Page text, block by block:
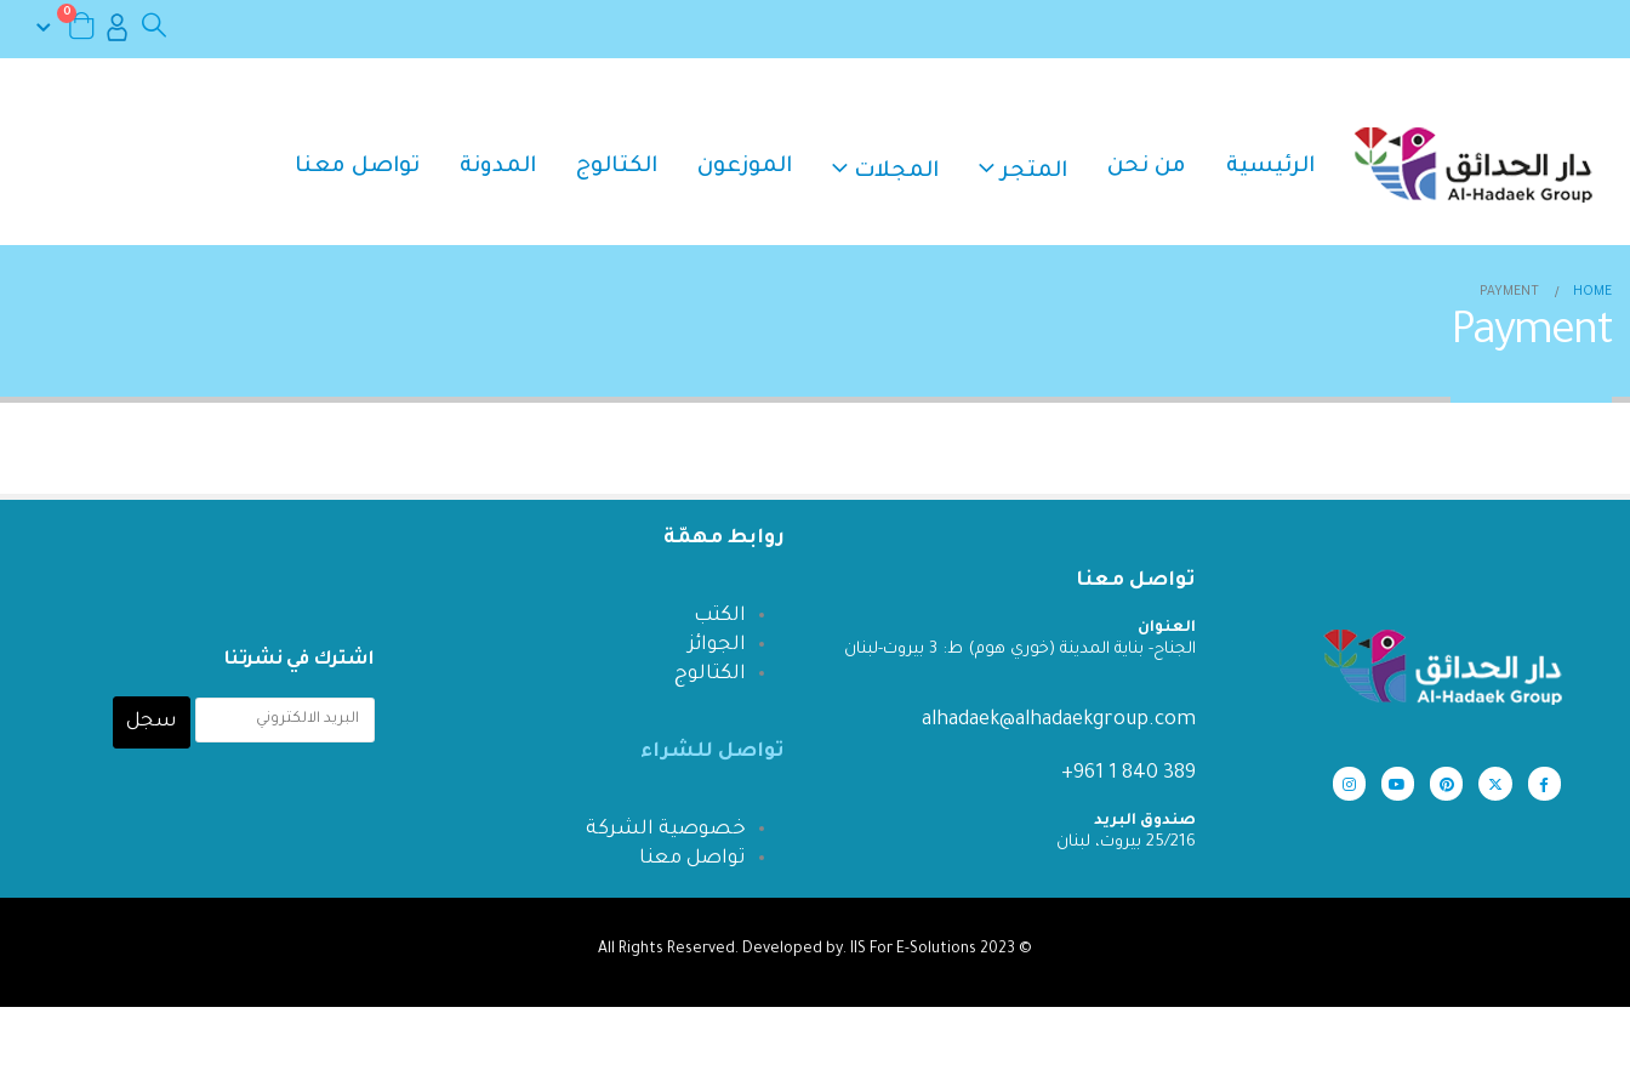
0
الرئيسية من نحن المتجر المجلات الموزعون الكتالوج المدونة تواصل معنا
HOME
PAYMENT
Payment
تواصل معنا
العنوان
الجناح- بناية المدينة (خوري هوم) ط: 3 بيروت-لبنان
alhadaek@alhadaekgroup.com
389 840 1 961+
صندوق البريد
25/216 بيروت، لبنان
روابط مهمّة
الكتب
الجوائز
الكتالوج
تواصل للشراء
خصوصية الشركة
تواصل معنا
اشترك في نشرتنا
© 2023
IIS For E-Solutions